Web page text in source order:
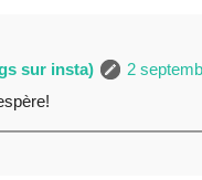
sur insta)
2